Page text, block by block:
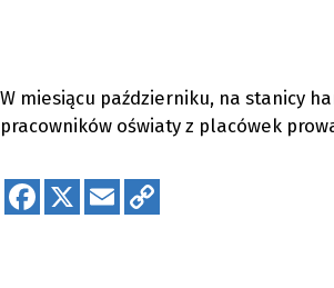
W miesiącu październiku, na stanicy
pracowników oświaty z placówek